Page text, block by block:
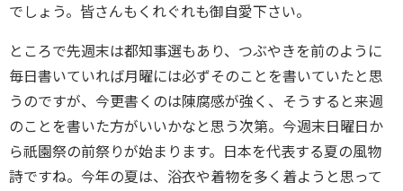
でしょう。皆さんもくれぐれも御自愛下さい。
ところで先週末は都知事選もあり、つぶやきを前のように
毎日書いていれば月曜には必ずそのことを書いていたと思
うのですが、今更書くのは陳腐感が強く、そうすると来週
のことを書いた方がいいかなと思う次第。今週末日曜日か
ら祇園祭の前祭りが始まります。日本を代表する夏の風物
詩ですね。今年の夏は、浴衣や着物を多く着ようと思って